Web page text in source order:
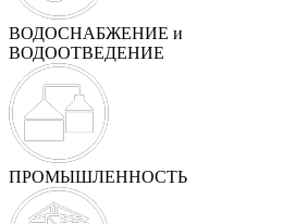
ВОДОСНАБЖЕНИЕ и
ВОДООТВЕДЕНИЕ
ПРОМЫШЛЕННОСТЬ